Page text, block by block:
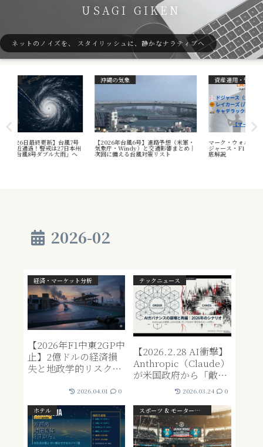
USAGI GIKEN
ネットのノイズを、 スタイリッシュに、静かなナラティブへ
沖縄の気象
【2026年台風6号】進路予想（米軍・
気象庁・Windy）と交通影響まとめ｜
次回に備える台風対策リスト
マーク・ウォルターの資産と戦略｜ド
ジャース・F1オーナーの成功哲学を徹
底解説
2026-02
経済・マーケット分析
【2026年F1中東2GP中
止】2億ドルの経済損
失と地政学的リスクが
2026.04.01 0
テックニュース
【2026.2.28 AI衝撃】
Anthropic（Claude）
が米国政府から「敵」
と見なされた日。
xAI（Grok）の「漁夫
の利」と、知性を巡る
権力闘争の全貌
2026.03.24 0
ホテル スポーツ & モータースポーツ